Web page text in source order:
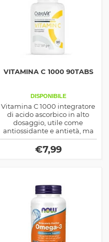
VITAMINA C 1000 90TABS
DISPONIBILE
Vitamina C 1000 integratore
di acido ascorbico in alto
dosaggio, utile come
antiossidante e antietà, ma
anche per una serie di effetti
riconducibili alla prestanza
fisica
€7,99